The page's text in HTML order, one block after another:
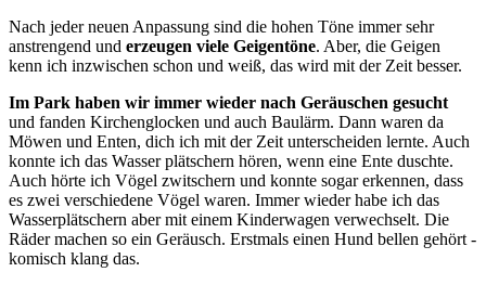
Nach jeder neuen Anpassung sind die hohen Töne immer sehr
anstrengend und erzeugen viele Geigentöne. Aber, die Geigen
kenn ich inzwischen schon und weiß, das wird mit der Zeit besser.
Im Park haben wir immer wieder nach Geräuschen gesucht
und fanden Kirchenglocken und auch Baulärm. Dann waren da
Möwen und Enten, dich ich mit der Zeit unterscheiden lernte. Auch
konnte ich das Wasser plätschern hören, wenn eine Ente duschte.
Auch hörte ich Vögel zwitschern und konnte sogar erkennen, dass
es zwei verschiedene Vögel waren. Immer wieder habe ich das
Wasserplätschern aber mit einem Kinderwagen verwechselt. Die
Räder machen so ein Geräusch. Erstmals einen Hund bellen gehört -
komisch klang das.